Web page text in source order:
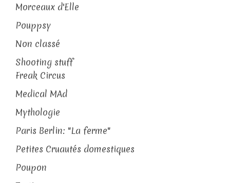
Morceaux d'Elle
Pouppsy
Non classé
Shooting stuff
Freak Circus
Medical MAd
Mythologie
Paris Berlin: "La ferme"
Petites Cruautés domestiques
Poupon